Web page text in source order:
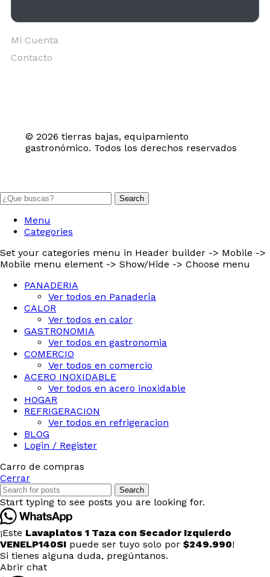
Mi Cuenta
Contacto
© 2026 tierras bajas, equipamiento
gastronómico. Todos los derechos reservados
Search
Menu
Categories
Set your categories menu in Header builder -> Mobile ->
Mobile menu element -> Show/Hide -> Choose menu
PANADERIA
Ver todos en Panadería
CALOR
Ver todos en calor
GASTRONOMIA
Ver todos en gastronomia
COMERCIO
Ver todos en comercio
ACERO INOXIDABLE
Ver todos en acero inoxidable
HOGAR
REFRIGERACION
Ver todos en refrigeracion
BLOG
Login / Register
Carro de compras
Cerrar
Search
Start typing to see posts you are looking for.
¡Este Lavaplatos 1 Taza con Secador Izquierdo
VENELP140SI puede ser tuyo solo por $249.990!
Si tienes alguna duda, pregúntanos.
Abrir chat